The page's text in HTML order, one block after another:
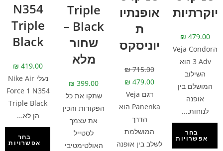
יוקרתיות
₪ 479.00
הVeja Condor
3 Adv הוא
השילוב
המושלם בין
אופנה
לנוחות,...
בחר
אפשרויות
אופנתיו
ת
יוניסקס
₪715.00
₪ 479.00
דגם Veja
Panenka הוא
הדרך
המושלמת
לשלב בין אופנה
Triple
Black –
שחור
מלא
₪ 399.00
שתקו את כל
הפקודות והכין
את עצמך
לסטייל
האולטימטיבי
N354
Triple
Black
₪ 419.00
נעלי Nike Air
Force 1 N354
Triple Black
הן לא...
בחר
אפשרויות